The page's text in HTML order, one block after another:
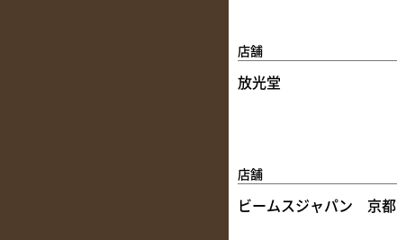
店舗
放光堂
店舗
ビームスジャパン 京都